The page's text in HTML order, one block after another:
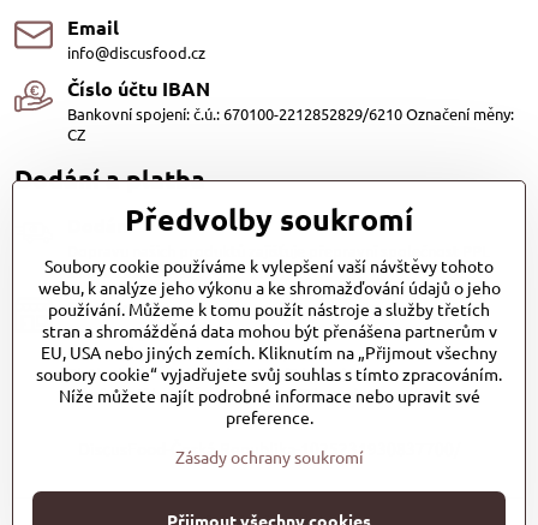
Email
info@discusfood.cz
Číslo účtu IBAN
Bankovní spojení: č.ú.: 670100-2212852829/6210 Označení měny:
CZ
Dodání a platba
Dodání
s.r.o. a Zásilkovna
Platby
Dobírkou (25,- Kč)
Bankovním převodem (zdarma)
Platba kartou (Zdarma)PayPal (Zdarma)
Při převzetí hotově nebo kartou (Zdarma)
DiscusFood-Česká-Republika-1025231930837700/
©2026Copyright
Předvolby soukromí
Soubory cookie používáme k vylepšení vaší návštěvy tohoto
webu, k analýze jeho výkonu a ke shromažďování údajů o jeho
používání. Můžeme k tomu použít nástroje a služby třetích
stran a shromážděná data mohou být přenášena partnerům v
EU, USA nebo jiných zemích. Kliknutím na „Přijmout všechny
soubory cookie“ vyjadřujete svůj souhlas s tímto zpracováním.
Níže můžete najít podrobné informace nebo upravit své
preference.
Zásady ochrany soukromí
Přijmout všechny cookies